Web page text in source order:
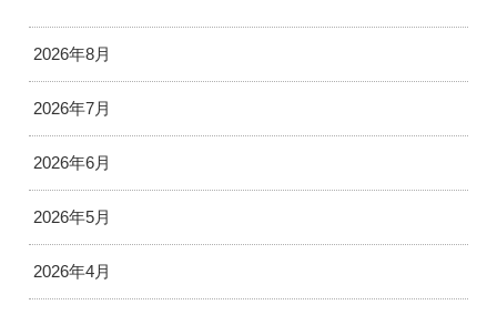
2026年8月
2026年7月
2026年6月
2026年5月
2026年4月